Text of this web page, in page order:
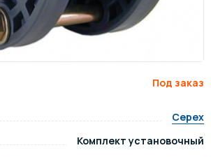
Под заказ
Cepex
Комплект установочный